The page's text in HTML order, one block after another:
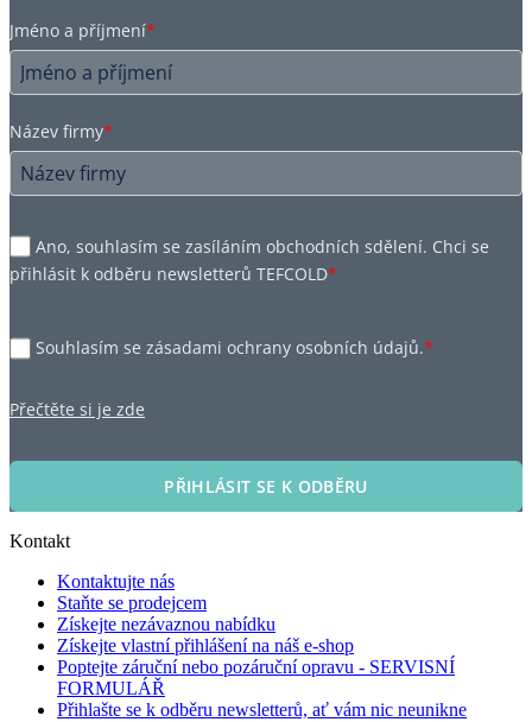
Jméno a příjmení*
Název firmy*
Ano, souhlasím se zasíláním obchodních sdělení. Chci se
přihlásit k odběru newsletterů TEFCOLD*
Souhlasím se zásadami ochrany osobních údajů.*
Přečtěte si je zde
PŘIHLÁSIT SE K ODBĚRU
Kontakt
Kontaktujte nás
Staňte se prodejcem
Získejte nezávaznou nabídku
Získejte vlastní přihlášení na náš e-shop
Poptejte záruční nebo pozáruční opravu - SERVISNÍ
FORMULÁŘ
Přihlašte se k odběru newsletterů, ať vám nic neunikne